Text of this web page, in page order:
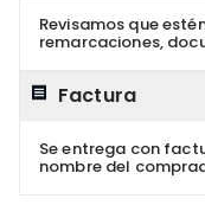
Revisamos que
remarcaciones,
Factura
Se entrega con
nombre del